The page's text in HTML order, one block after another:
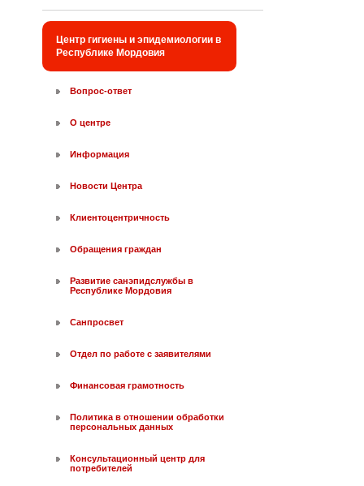
Центр гигиены и эпидемиологии в
Республике Мордовия
Вопрос-ответ
О центре
Информация
Новости Центра
Клиентоцентричность
Обращения граждан
Развитие санэпидслужбы в
Республике Мордовия
Санпросвет
Отдел по работе с заявителями
Финансовая грамотность
Политика в отношении обработки
персональных данных
Консультационный центр для
потребителей